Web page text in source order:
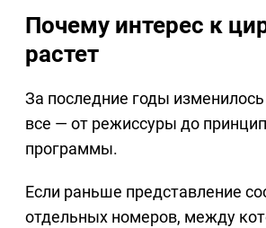
Почему интерес к
растет
За последние годы
все — от режиссуры до
программы.
Если раньше представление
отдельных номеров, между